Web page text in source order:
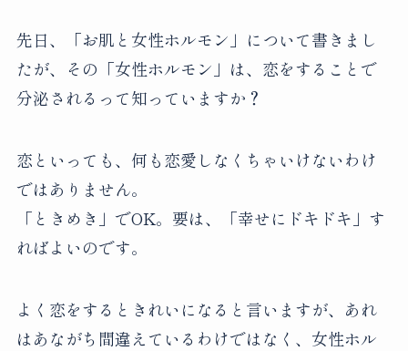
先日、「お肌と女性ホルモン」について書きまし
たが、その「女性ホルモン」は、恋をすることで
分泌されるって知っていますか？
恋といっても、何も恋愛しなくちゃいけないわけ
ではありません。
「ときめき」でOK。要は、「幸せにドキドキ」す
ればよいのです。
よく恋をするときれいになると言いますが、あれ
はあながち間違えているわけではなく、女性ホル